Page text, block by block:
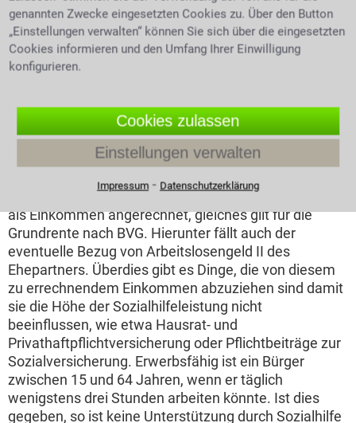
deprimierte Junge Frau mit
Einkommensmöglichkeiten darf auf Sozialhilfe
zurückgegriffen werden, dies nennt man auch
Nachrangigkeit. Welche Einkünfte als Einkommen
bewertet werden stehen in den Regelungen des § 82
SGB XII. Die Leistungen der Sozialhilfe werden nicht
als Einkommen angerechnet, gleiches gilt für die
Grundrente nach BVG. Hierunter fällt auch der
eventuelle Bezug von Arbeitslosengeld II des
Ehepartners. Überdies gibt es Dinge, die von diesem
zu errechnendem Einkommen abzuziehen sind damit
sie die Höhe der Sozialhilfeleistung nicht
beeinflussen, wie etwa Hausrat- und
Privathaftpflichtversicherung oder Pflichtbeiträge zur
Sozialversicherung. Erwerbsfähig ist ein Bürger
zwischen 15 und 64 Jahren, wenn er täglich
wenigstens drei Stunden arbeiten könnte. Ist dies
gegeben, so ist keine Unterstützung durch Sozialhilfe
genannten Zwecke eingesetzten Cookies zu. Über den Button
„Einstellungen verwalten“ können Sie sich über die eingesetzten
Cookies informieren und den Umfang Ihrer Einwilligung
konfigurieren.
Cookies zulassen
Einstellungen verwalten
Impressum⁃ Datenschutzerklärung